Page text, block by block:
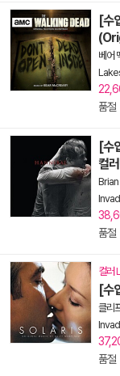
[수
베어
품절
[수
컬
품절
컬러
[수
클리
품절